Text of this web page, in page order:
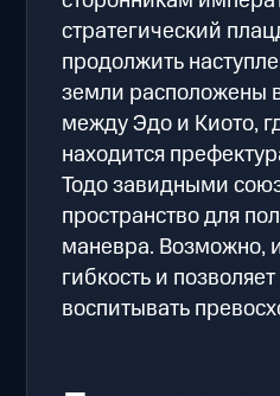
стратегический
продолжить
земли расположены
между Эдо и Киото,
находится
Тодо завидными
пространство для
маневра. Возможно,
гибкость и
воспитывать